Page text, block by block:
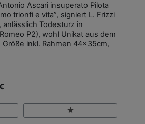
Ascari insuperato Pilota
trionfi e vita”, signiert L. Frizzi
anlässlich Todesturz in
P2), wohl Unikat aus dem
Größe inkl. Rahmen 44x35cm,